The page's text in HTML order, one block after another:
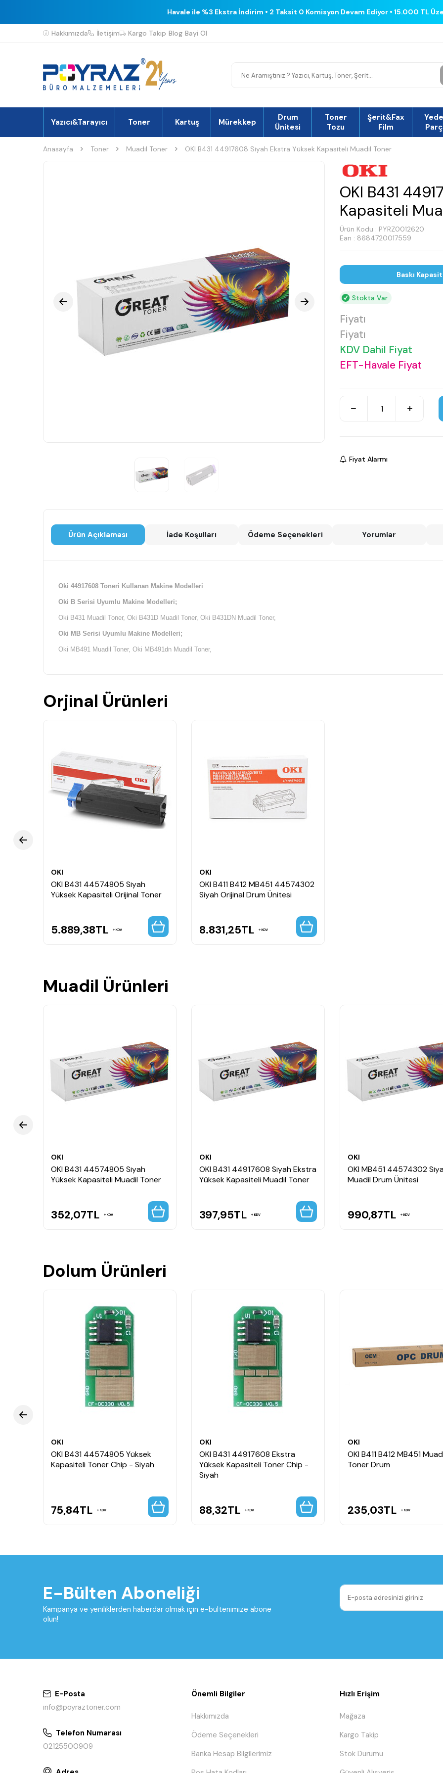
Havale ile %3 Ekstra İndirim • 2 Taksit 0 Komisyon Devam Ediyor • 15.000 TL
Hakkımızda İletişim Kargo Takip Blog Bayi Ol
Yazıcı&Tarayıcı Toner Kartuş Mürekkep
Drum
Ünitesi
Toner
Tozu
Şerit&Fax
Film
Anasayfa Toner Muadil Toner OKI B431 44917608 Siyah Ekstra Yüksek Kapasiteli Muadil Toner
OKI B431
Kapasiteli
Ürün Kodu : PYRZ0012620
Ean : 8684720017559
Baskı
Stokta Var
Fiyatı
Fiyatı
KDV Dahil Fiyat
EFT-Havale Fiyat
Fiyat Alarmı
Ürün Açıklaması İade Koşulları Ödeme Seçenekleri Yorumlar
Oki 44917608 Toneri Kullanan Makine Modelleri
Oki B Serisi Uyumlu Makine Modelleri;
Oki B431 Muadil Toner, Oki B431D Muadil Toner, Oki B431DN Muadil Toner,
Oki MB Serisi Uyumlu Makine Modelleri;
Oki MB491 Muadil Toner, Oki MB491dn Muadil Toner,
Orjinal Ürünleri
OKI
OKI B431 44574805 Siyah
Yüksek Kapasiteli Orijinal Toner
5.889,38TL KDV
OKI
OKI B411 B412 MB451 44574302
Siyah Orijinal Drum Ünitesi
8.831,25TL KDV
Muadil Ürünleri
OKI
OKI B431 44574805 Siyah
Yüksek Kapasiteli Muadil Toner
352,07TL KDV
OKI
OKI B431 44917608 Siyah Ekstra
Yüksek Kapasiteli Muadil Toner
397,95TL KDV
OKI
OKI MB451 44574302
Muadil Drum Ünitesi
990,87TL KDV
Dolum Ürünleri
OKI
OKI B431 44574805 Yüksek
Kapasiteli Toner Chip - Siyah
75,84TL KDV
OKI
OKI B431 44917608 Ekstra
Yüksek Kapasiteli Toner Chip -
Siyah
88,32TL KDV
OKI
OKI B411 B412 MB451
Toner Drum
235,03TL KDV
E-Bülten Aboneliği
Kampanya ve yeniliklerden haberdar olmak için e-bültenimize abone
olun!
E-Posta
info@poyraztoner.com
Telefon Numarası
02125500909
Önemli Bilgiler
Hakkımızda
Ödeme Seçenekleri
Banka Hesap Bilgilerimiz
Hızlı Erişim
Mağaza
Kargo Takip
Stok Durumu